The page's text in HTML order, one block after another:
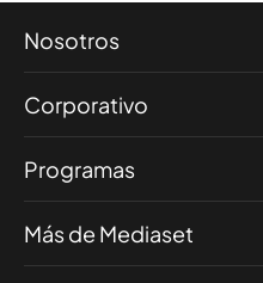
Nosotros
Corporativo
Programas
Más de Mediaset